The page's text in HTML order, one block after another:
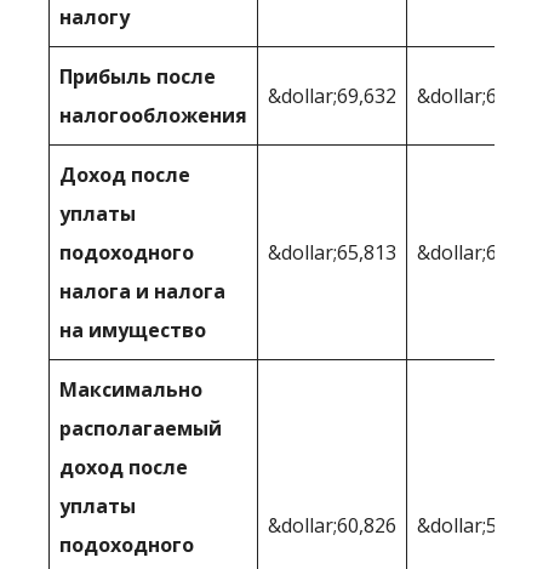
налогу
Прибыль после
налогообложения
&dollar;69,632
Доход после
уплаты
подоходного
налога и налога
на имущество
&dollar;65,813
Максимально
располагаемый
доход после
уплаты
подоходного
&dollar;60,826